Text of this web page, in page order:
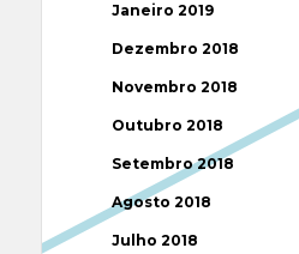
Janeiro 2019
Dezembro 2018
Novembro 2018
Outubro 2018
Setembro 2018
Agosto 2018
Julho 2018